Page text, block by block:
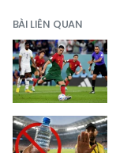
BÀI LIÊN QUAN